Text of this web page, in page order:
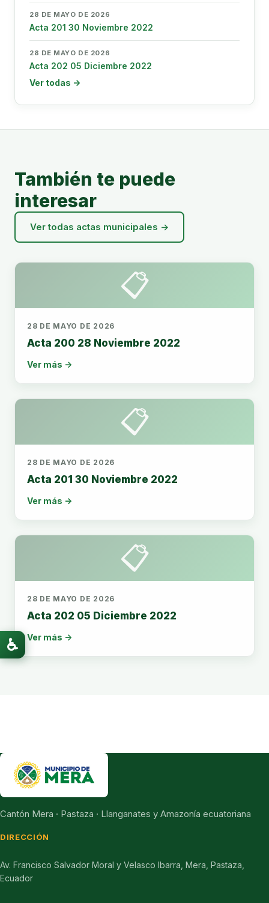
28 DE MAYO DE 2026
Acta 201 30 Noviembre 2022
28 DE MAYO DE 2026
Acta 202 05 Diciembre 2022
Ver todas →
También te puede
interesar
Ver todas actas municipales →
📋
28 DE MAYO DE 2026
Acta 200 28 Noviembre 2022
Ver más →
📋
28 DE MAYO DE 2026
Acta 201 30 Noviembre 2022
Ver más →
📋
28 DE MAYO DE 2026
Acta 202 05 Diciembre 2022
Ver más →
Cantón Mera · Pastaza · Llanganates y Amazonía ecuatoriana
DIRECCIÓN
Av. Francisco Salvador Moral y Velasco Ibarra, Mera, Pastaza,
Ecuador
♿